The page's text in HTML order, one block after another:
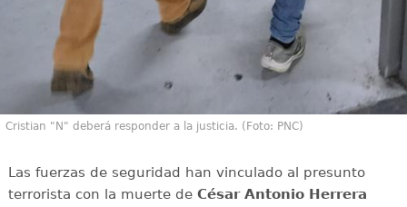
Cristian "N" deberá responder a la justicia. (Foto: PNC)
Las fuerzas de seguridad han vinculado al presunto
terrorista con la muerte de César Antonio Herrera